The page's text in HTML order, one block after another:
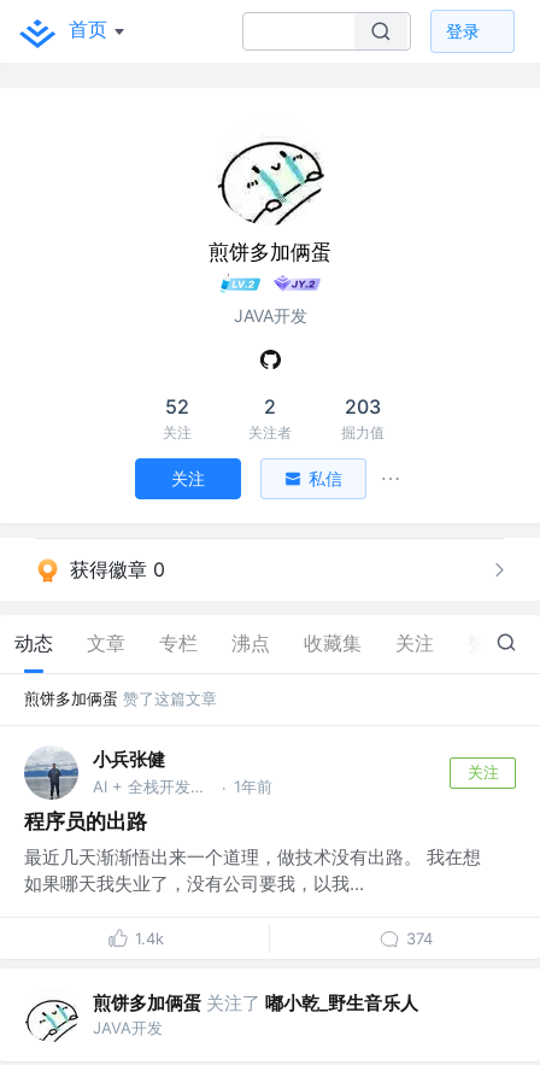
首页 登录
煎饼多加俩蛋
JAVA开发
52
关注
2
关注者
203
掘力值
关注 私信
获得徽章 0
动态 文章 专栏 沸点 收藏集 关注 42
煎饼多加俩蛋 赞了这篇文章
小兵张健
AI + 全栈开发工程师 @jianzhangg@qq.com · 1年前
关注
程序员的出路
最近几天渐渐悟出来一个道理，做技术没有出路。 我在想
如果哪天我失业了，没有公司要我，以我...
1.4k 374
煎饼多加俩蛋 关注了 嘟小乾_野生音乐人
JAVA开发